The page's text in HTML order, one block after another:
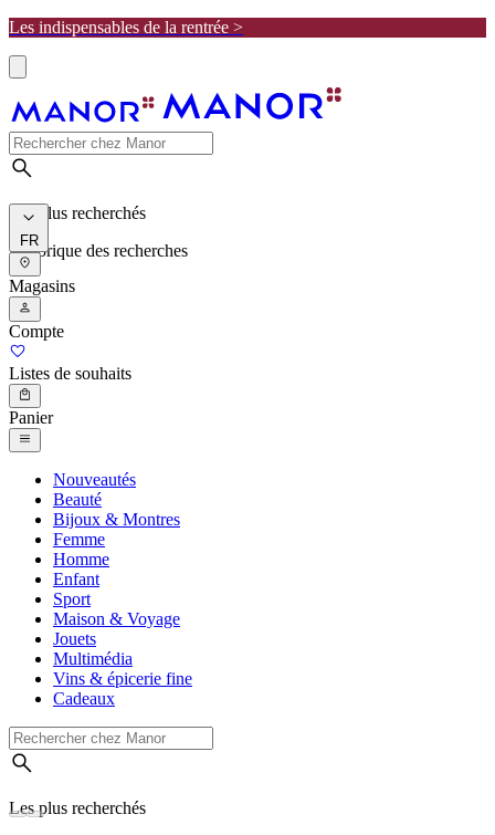
Les indispensables de la rentrée >
Les plus recherchés
Historique des recherches
FR
Magasins
Compte
Listes de souhaits
Panier
Nouveautés
Beauté
Bijoux & Montres
Femme
Homme
Enfant
Sport
Maison & Voyage
Jouets
Multimédia
Vins & épicerie fine
Cadeaux
Les plus recherchés